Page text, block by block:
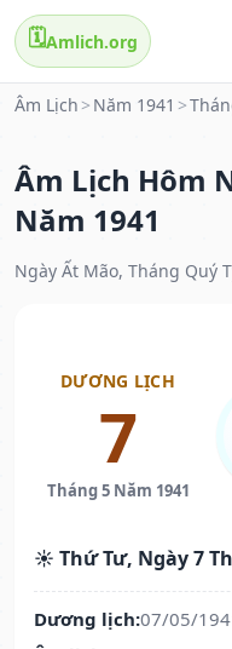
🗓️Amlich.org
Âm Lịch > Năm 1941 >
Âm Lịch Hôm
Năm 1941
Ngày Ất Mão, Tháng Quý
DƯƠNG LỊCH
7
Tháng 5 Năm 1941
☀️ Thứ Tư, Ngày 7
Dương lịch:07/05/